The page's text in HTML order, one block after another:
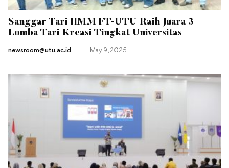
Sanggar Tari HMM FT-UTU Raih Juara 3
Lomba Tari Kreasi Tingkat Universitas
newsroom@utu.ac.id May 9 , 2025